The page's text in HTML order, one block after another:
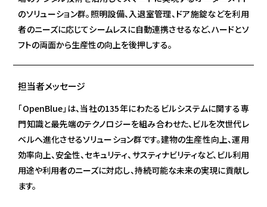
のソリューション群。照明設備、入退室管理、ドア施錠などを利用
者のニーズに応じてシームレスに自動連携させるなど、ハードとソ
フトの両面から生産性の向上を後押しする。
担当者メッセージ
「OpenBlue」は、当社の135年にわたるビルシステムに関する専
門知識と最先端のテクノロジーを組み合わせた、ビルを次世代レ
ベルへ進化させるソリューション群です。建物の生産性向上、運用
効率向上、安全性、セキュリティ、サスティナビリティなど、ビル利用
用途や利用者のニーズに対応し、持続可能な未来の実現に貢献し
ます。